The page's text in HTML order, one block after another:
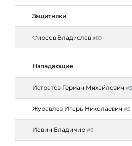
Защитники
Фирсов Владислав #89
Нападающие
Истратов Герман Михайлович #3
Журавлев Игорь Николаевич #5
Иовин Владимир #8